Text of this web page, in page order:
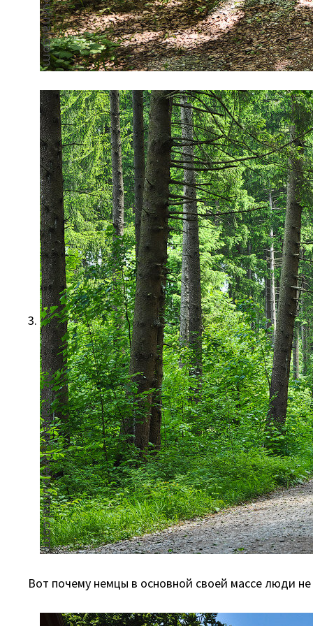
3.
Вот почему немцы в основной своей массе люди